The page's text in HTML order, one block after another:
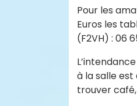
Pour les
Euros les
(F2VH) : 06
à la salle
trouver